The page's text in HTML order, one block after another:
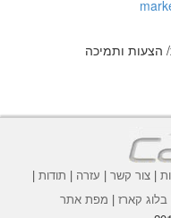
הצעות ותמיכה
|צור קשר | עזרה | תודות |
בלוג קארז | מפת אתר